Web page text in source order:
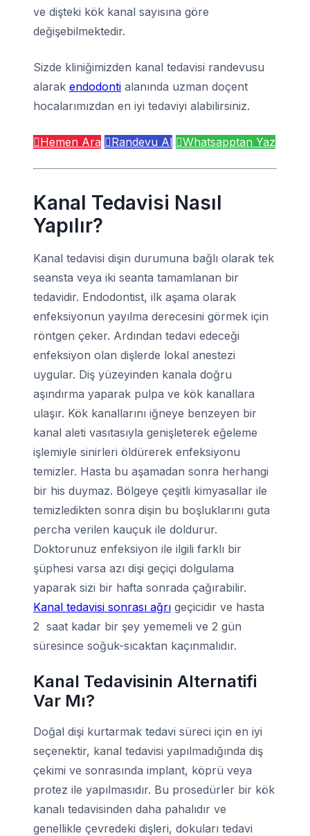
ve dişteki kök kanal sayısına göre
değişebilmektedir.
Sizde kliniğimizden kanal tedavisi randevusu
alarak endodonti alanında uzman doçent
hocalarımızdan en iyi tedaviyi alabilirsiniz.
Hemen Ara Randevu Al Whatsapptan Yaz
Kanal Tedavisi Nasıl
Yapılır?
Kanal tedavisi dişin durumuna bağlı olarak tek
seansta veya iki seanta tamamlanan bir
tedavidir. Endodontist, ilk aşama olarak
enfeksiyonun yayılma derecesini görmek için
röntgen çeker. Ardından tedavi edeceği
enfeksiyon olan dişlerde lokal anestezi
uygular. Diş yüzeyinden kanala doğru
aşındırma yaparak pulpa ve kök kanallara
ulaşır. Kök kanallarını iğneye benzeyen bir
kanal aleti vasıtasıyla genişleterek eğeleme
işlemiyle sinirleri öldürerek enfeksiyonu
temizler. Hasta bu aşamadan sonra herhangi
bir his duymaz. Bölgeye çeşitli kimyasallar ile
temizledikten sonra dişin bu boşluklarını guta
percha verilen kauçuk ile doldurur.
Doktorunuz enfeksiyon ile ilgili farklı bir
şüphesi varsa azı dişi geçiçi dolgulama
yaparak sizi bir hafta sonrada çağırabilir.
Kanal tedavisi sonrası ağrı geçicidir ve hasta
2 saat kadar bir şey yememeli ve 2 gün
süresince soğuk-sıcaktan kaçınmalıdır.
Kanal Tedavisinin Alternatifi
Var Mı?
Doğal dişi kurtarmak tedavi süreci için en iyi
seçenektir, kanal tedavisi yapılmadığında diş
çekimi ve sonrasında implant, köprü veya
protez ile yapılmasıdır. Bu prosedürler bir kök
kanalı tedavisinden daha pahalıdır ve
genellikle çevredeki dişleri, dokuları tedavi